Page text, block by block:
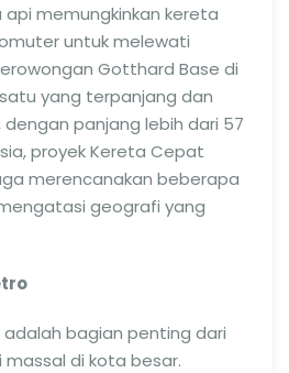
memungkinkan kereta
untuk melewati
Gotthard Base di
yang terpanjang dan
panjang lebih dari 57
proyek Kereta Cepat
merencanakan beberapa
geografi yang
bagian penting dari
di kota besar.